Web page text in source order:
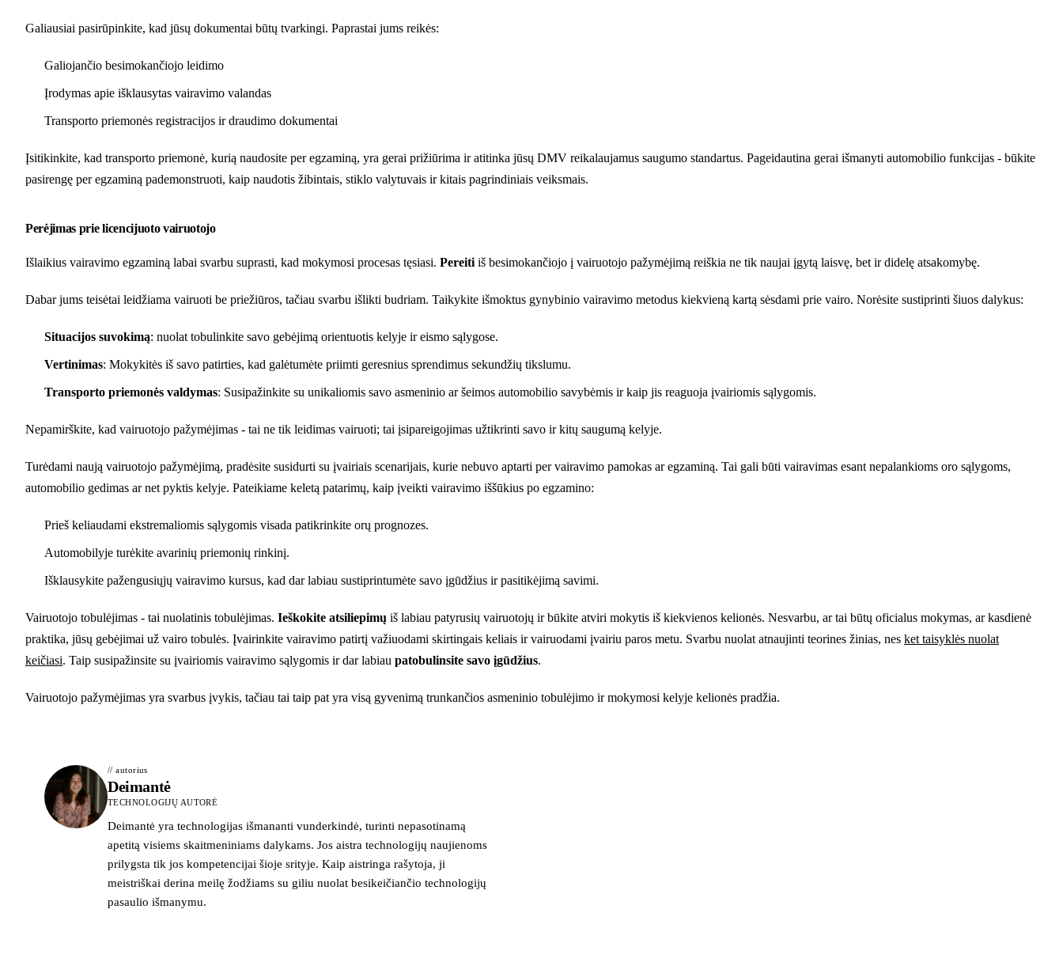
Galiausiai pasirūpinkite, kad jūsų dokumentai būtų tvarkingi. Paprastai jums reikės:
Galiojančio besimokančiojo leidimo
Įrodymas apie išklausytas vairavimo valandas
Transporto priemonės registracijos ir draudimo dokumentai
Įsitikinkite, kad transporto priemonė, kurią naudosite per egzaminą, yra gerai prižiūrima ir atitinka jūsų DMV reikalaujamus saugumo standartus. Pageidautina gerai išmanyti automobilio funkcijas - būkite
pasirengę per egzaminą pademonstruoti, kaip naudotis žibintais, stiklo valytuvais ir kitais pagrindiniais veiksmais.
Perėjimas prie licencijuoto vairuotojo
Išlaikius vairavimo egzaminą labai svarbu suprasti, kad mokymosi procesas tęsiasi. Pereiti iš besimokančiojo į vairuotojo pažymėjimą reiškia ne tik naujai įgytą laisvę, bet ir didelę atsakomybę.
Dabar jums teisėtai leidžiama vairuoti be priežiūros, tačiau svarbu išlikti budriam. Taikykite išmoktus gynybinio vairavimo metodus kiekvieną kartą sėsdami prie vairo. Norėsite sustiprinti šiuos dalykus:
Situacijos suvokimą: nuolat tobulinkite savo gebėjimą orientuotis kelyje ir eismo sąlygose.
Vertinimas: Mokykitės iš savo patirties, kad galėtumėte priimti geresnius sprendimus sekundžių tikslumu.
Transporto priemonės valdymas: Susipažinkite su unikaliomis savo asmeninio ar šeimos automobilio savybėmis ir kaip jis reaguoja įvairiomis sąlygomis.
Nepamirškite, kad vairuotojo pažymėjimas - tai ne tik leidimas vairuoti; tai įsipareigojimas užtikrinti savo ir kitų saugumą kelyje.
Turėdami naują vairuotojo pažymėjimą, pradėsite susidurti su įvairiais scenarijais, kurie nebuvo aptarti per vairavimo pamokas ar egzaminą. Tai gali būti vairavimas esant nepalankioms oro sąlygoms,
automobilio gedimas ar net pyktis kelyje. Pateikiame keletą patarimų, kaip įveikti vairavimo iššūkius po egzamino:
Prieš keliaudami ekstremaliomis sąlygomis visada patikrinkite orų prognozes.
Automobilyje turėkite avarinių priemonių rinkinį.
Išklausykite pažengusiųjų vairavimo kursus, kad dar labiau sustiprintumėte savo įgūdžius ir pasitikėjimą savimi.
Vairuotojo tobulėjimas - tai nuolatinis tobulėjimas. Ieškokite atsiliepimų iš labiau patyrusių vairuotojų ir būkite atviri mokytis iš kiekvienos kelionės. Nesvarbu, ar tai būtų oficialus mokymas, ar kasdienė
praktika, jūsų gebėjimai už vairo tobulės. Įvairinkite vairavimo patirtį važiuodami skirtingais keliais ir vairuodami įvairiu paros metu. Svarbu nuolat atnaujinti teorines žinias, nes ket taisyklės nuolat
keičiasi. Taip susipažinsite su įvairiomis vairavimo sąlygomis ir dar labiau patobulinsite savo įgūdžius.
Vairuotojo pažymėjimas yra svarbus įvykis, tačiau tai taip pat yra visą gyvenimą trunkančios asmeninio tobulėjimo ir mokymosi kelyje kelionės pradžia.
// autorius
Deimantė
TECHNOLOGIJŲ AUTORĖ
Deimantė yra technologijas išmananti vunderkindė, turinti nepasotinamą
apetitą visiems skaitmeniniams dalykams. Jos aistra technologijų naujienoms
prilygsta tik jos kompetencijai šioje srityje. Kaip aistringa rašytoja, ji
meistriškai derina meilę žodžiams su giliu nuolat besikeičiančio technologijų
pasaulio išmanymu.